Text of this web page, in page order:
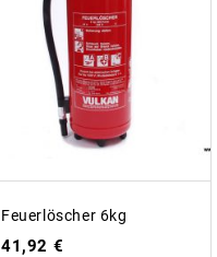
Feuerlöscher 6kg
41,92 €